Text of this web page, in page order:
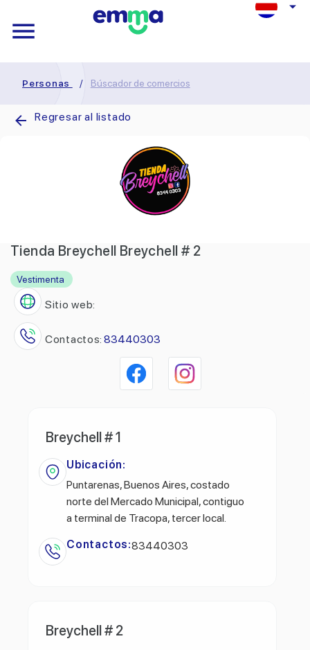
Personas / Búscador de comercios
Regresar al listado
Tienda Breychell Breychell # 2
Vestimenta
Sitio web:
Contactos: 83440303
Breychell # 1
Ubicación:
Puntarenas, Buenos Aires, costado
norte del Mercado Municipal, contiguo
a terminal de Tracopa, tercer local.
Contactos:83440303
Breychell # 2